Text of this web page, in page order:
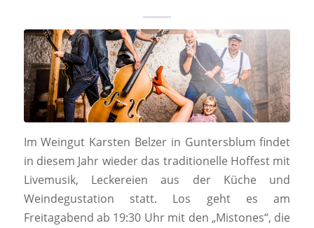
Im Weingut Karsten Belzer in Guntersblum findet
in diesem Jahr wieder das traditionelle Hoffest mit
Livemusik, Leckereien aus der Küche und
Weindegustation statt. Los geht es am
Freitagabend ab 19:30 Uhr mit den „Mistones“, die